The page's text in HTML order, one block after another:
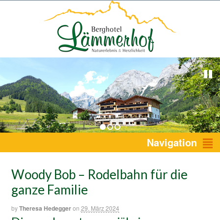
1 2 3 Navigation
Woody Bob – Rodelbahn für die
ganze Familie
byTheresa Hedeggeron 29. März 2024